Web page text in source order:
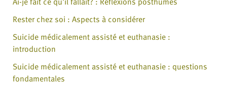
Rester chez soi : Aspects à considérer
Suicide médicalement assisté et euthanasie :
introduction
Suicide médicalement assisté et euthanasie : questions
fondamentales